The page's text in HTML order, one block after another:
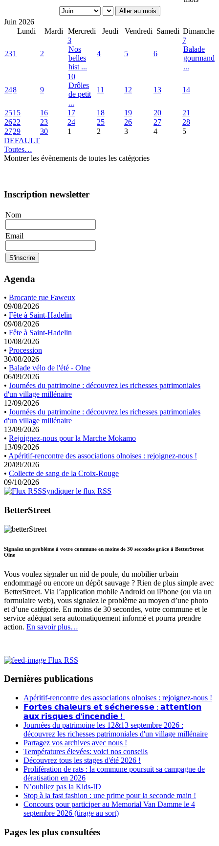
Aller au mois
Juin 2026
Lundi
Mardi Mercredi Jeudi Vendredi Samedi Dimanche
231 2
3
Nos
belles
hist ...
4 5 6
7
Balade
gourmand
...
248 9
10
Drôles
de petit
...
11 12 13 14
2515 16 17 18 19 20
21
2622 23 24 25 26 27
28
2729 30 1 2 3 4
5
DEFAULT
Toutes…
Montrer les évènements de toutes les catégories
Inscription newsletter
Nom
Email
Agenda
• Brocante rue Faweux
09/08/2026
• Fête à Saint-Hadelin
09/08/2026
• Fête à Saint-Hadelin
10/08/2026
• Procession
30/08/2026
• Balade vélo de l'été - Olne
06/09/2026
• Journées du patrimoine : découvrez les richesses patrimoniales
d'un village millénaire
12/09/2026
• Journées du patrimoine : découvrez les richesses patrimoniales
d'un village millénaire
13/09/2026
• Rejoignez-nous pour la Marche Mokamo
13/09/2026
• Apéritif-rencontre des associations olnoises : rejoignez-nous !
20/09/2026
• Collecte de sang de la Croix-Rouge
09/10/2026
Syndiquer le flux RSS
BetterStreet
Signalez un problème à votre commune en moins de 30 secondes grâce à BetterStreet
Olne
Vous voulez signaler un nid de poule, du mobilier urbain
endommagé ou encore un dépôt sauvage ? Rien de plus simple avec
BetterStreet. Via l’application mobile Android ou iPhone (ou via un
formulaire web), vous signalez le problème au moyen d’une photo
et d’une catégorie. En moins de 30 secondes, votre commune et le
service adéquat sera automatiquement informé et pourra prendre
action. En savoir plus…
Flux RSS
Dernières publications
Apéritif-rencontre des associations olnoises : rejoignez-nous !
𝗙𝗼𝗿𝘁𝗲𝘀 𝗰𝗵𝗮𝗹𝗲𝘂𝗿𝘀 𝗲𝘁 𝘀𝗲́𝗰𝗵𝗲𝗿𝗲𝘀𝘀𝗲 : 𝗮𝘁𝘁𝗲𝗻𝘁𝗶𝗼𝗻
𝗮𝘂𝘅 𝗿𝗶𝘀𝗾𝘂𝗲𝘀 𝗱'𝗶𝗻𝗰𝗲𝗻𝗱𝗶𝗲 !
Journées du patrimoine les 12&13 septembre 2026 :
découvrez les richesses patrimoniales d'un village millénaire
Partagez vos archives avec nous !
Températures élevées: voici nos conseils
Découvrez tous les stages d'été 2026 !
Prolifération de rats : la commune poursuit sa campagne de
dératisation en 2026
N’oubliez pas la Kids-ID
Stop à la fast fashion : une prime pour la seconde main !
Concours pour participer au Memorial Van Damme le 4
septembre 2026 (tirage au sort)
Pages les plus consultées